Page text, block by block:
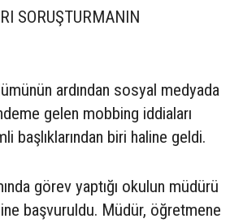
SORUŞTURMANIN
ardından sosyal medyada
gelen mobbing iddiaları
başlıklarından biri haline geldi.
görev yaptığı okulun müdürü
başvuruldu. Müdür, öğretmene